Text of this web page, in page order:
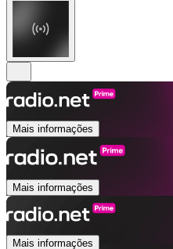
Mais informações
Mais informações
Mais informações